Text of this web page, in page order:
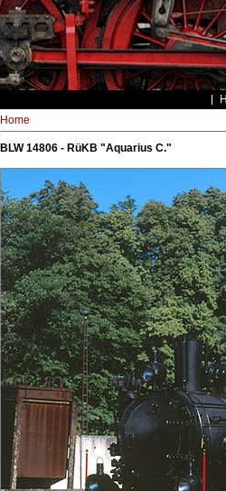
Home
BLW 14806 - RüKB "Aquarius C."